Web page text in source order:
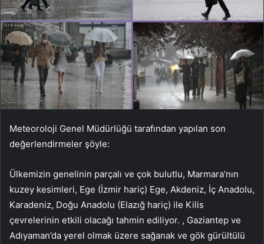
Meteoroloji Genel Müdürlüğü tarafından yapılan son
değerlendirmeler şöyle:
Ülkemizin genelinin parçalı ve çok bulutlu, Marmara’nın
kuzey kesimleri, Ege (İzmir hariç) Ege, Akdeniz, İç Anadolu,
Karadeniz, Doğu Anadolu (Elazığ hariç) ile Kilis
çevrelerinin etkili olacağı tahmin ediliyor. , Gaziantep ve
Adıyaman’da yerel olmak üzere sağanak ve gök gürültülü